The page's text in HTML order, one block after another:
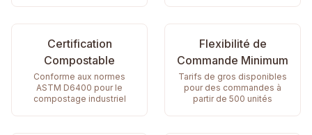
Certification
Compostable
Conforme aux normes
ASTM D6400 pour le
compostage industriel
Flexibilité de
Commande Minimum
Tarifs de gros disponibles
pour des commandes à
partir de 500 unités